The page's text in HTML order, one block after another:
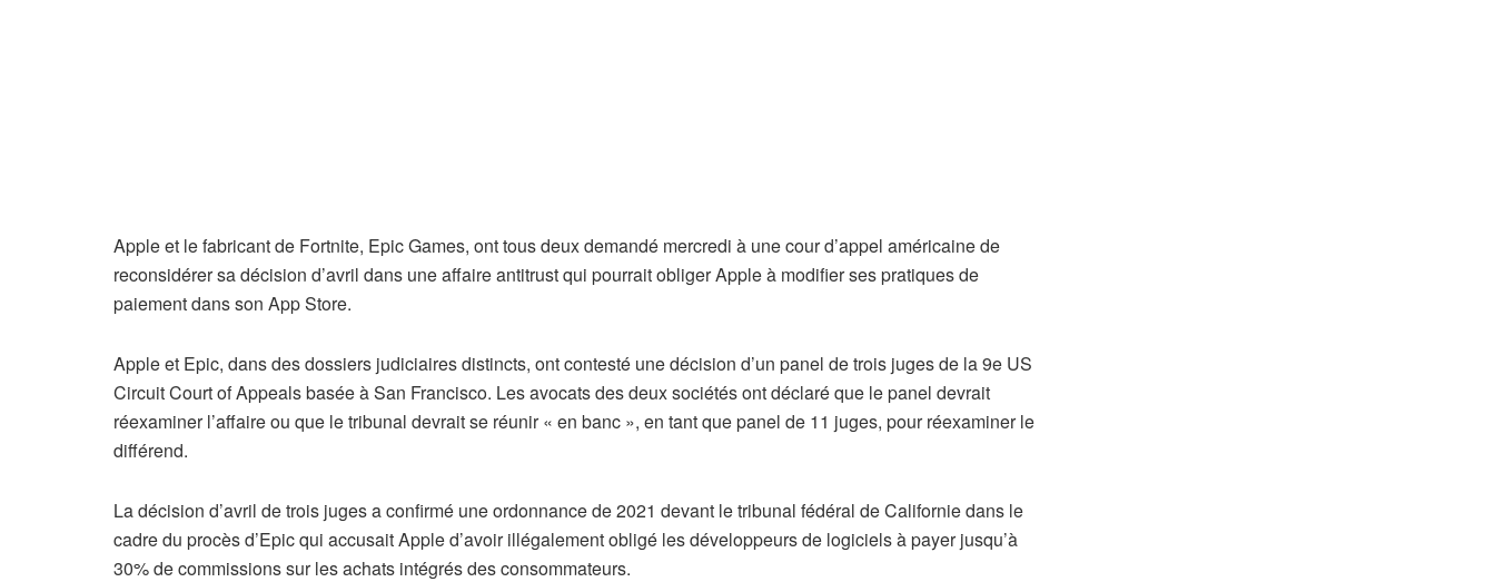
Apple et le fabricant de Fortnite, Epic Games, ont tous deux demandé mercredi à une cour d’appel américaine de
reconsidérer sa décision d’avril dans une affaire antitrust qui pourrait obliger Apple à modifier ses pratiques de
paiement dans son App Store.
Apple et Epic, dans des dossiers judiciaires distincts, ont contesté une décision d’un panel de trois juges de la 9e US
Circuit Court of Appeals basée à San Francisco. Les avocats des deux sociétés ont déclaré que le panel devrait
réexaminer l’affaire ou que le tribunal devrait se réunir « en banc », en tant que panel de 11 juges, pour réexaminer le
différend.
La décision d’avril de trois juges a confirmé une ordonnance de 2021 devant le tribunal fédéral de Californie dans le
cadre du procès d’Epic qui accusait Apple d’avoir illégalement obligé les développeurs de logiciels à payer jusqu’à
30% de commissions sur les achats intégrés des consommateurs.